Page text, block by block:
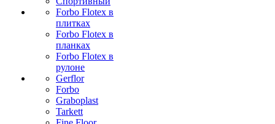
Forbo Flotex в
плитках
Forbo Flotex в
планках
Forbo Flotex в
рулоне
Gerflor
Forbo
Graboplast
Tarkett